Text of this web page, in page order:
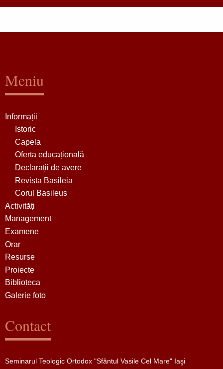
Meniu
Informații
Istoric
Capela
Oferta educațională
Declarații de avere
Revista Basileia
Corul Basileus
Activități
Management
Examene
Orar
Resurse
Proiecte
Biblioteca
Galerie foto
Contact
Seminarul Teologic Ortodox "Sfântul Vasile Cel Mare" Iaşi